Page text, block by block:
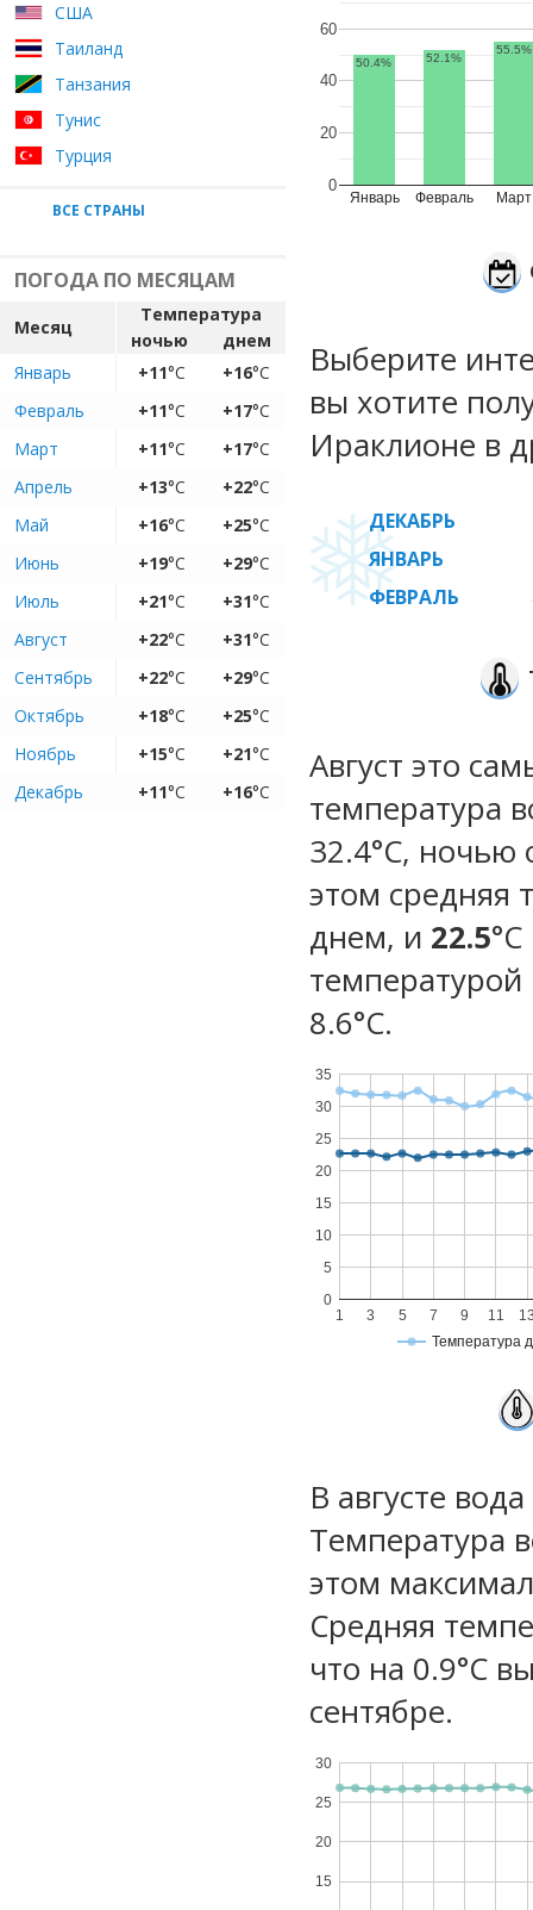
США
Таиланд
Танзания
Тунис
Турция
ВСЕ СТРАНЫ
ПОГОДА ПО МЕСЯЦАМ
Месяц
Температура
ночью
днем
Январь
+11°C +16°C
Февраль
+11°C +17°C
Март
+11°C +17°C
Апрель
+13°C +22°C
Май
+16°C +25°C
Июнь
+19°C +29°C
Июль
+21°C +31°C
Август
+22°C +31°C
Сентябрь
+22°C +29°C
Октябрь
+18°C +25°C
Ноябрь
+15°C +21°C
Декабрь
+11°C +16°C
Январь Февраль Март
0
20
40
60
50.4% 52.1%
55.5%
Выберите
вы хотите
Ираклионе в
ДЕКАБРЬ
ЯНВАРЬ
ФЕВРАЛЬ
Август это
температура
32.4°C, ночью
этом средняя
днем, и 22.5
температурой
8.6°С.
Температура
1 3 5 7 9 11
0
5
10
15
20
25
30
35
В августе
Температура
этом
Средняя
что на 0.9°C
сентябре.
15
20
25
30